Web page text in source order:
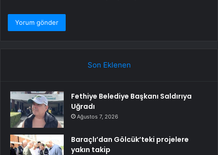
Son Eklenen
Fethiye Belediye Başkanı Saldırıya
Uğradı
Ağustos 7, 2026
Baraçlı’dan Gölcük’teki projelere
yakın takip